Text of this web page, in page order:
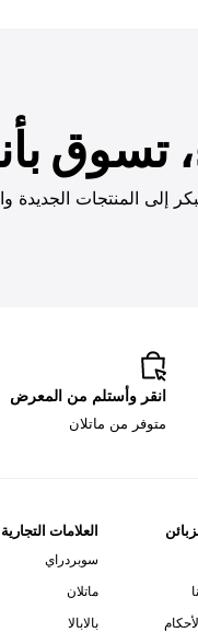
تسوق
إلى المنتجات الجديدة
انقر وأستلم من المعرض
متوفر من ماتلان
العلامات التجارية
سوبردراي
ماتلان
بالابالا